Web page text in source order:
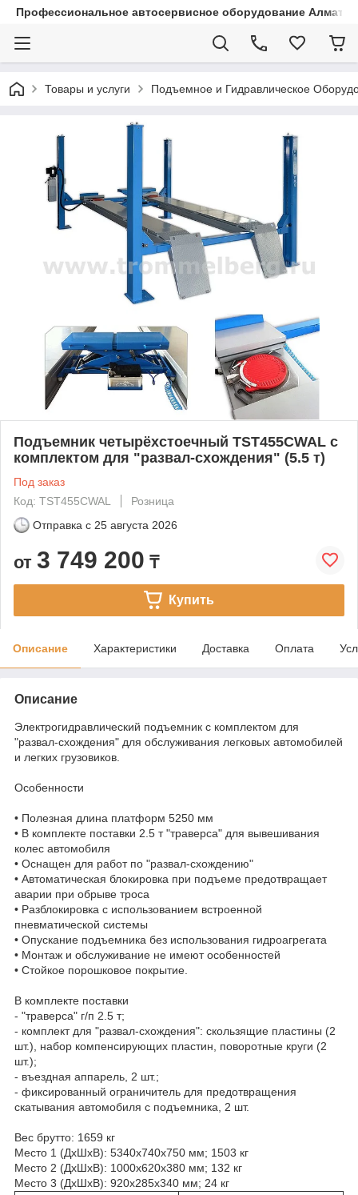
Профессиональное автосервисное оборудование Алматы
Товары и услуги Подъемное и Гидравлическое
Подъемник четырёхстоечный TST455CWAL с
комплектом для "развал-схождения" (5.5 т)
Под заказ
Код: TST455CWAL
Розница
Отправка с 25 августа 2026
от 3 749 200 ₸
Купить
Описание Характеристики Доставка Оплата
Описание
Электрогидравлический подъемник с комплектом для
"развал-схождения" для обслуживания легковых автомобилей
и легких грузовиков.
Особенности
• Полезная длина платформ 5250 мм
• В комплекте поставки 2.5 т "траверса" для вывешивания
колес автомобиля
• Оснащен для работ по "развал-схождению"
• Автоматическая блокировка при подъеме предотвращает
аварии при обрыве троса
• Разблокировка с использованием встроенной
пневматической системы
• Опускание подъемника без использования гидроагрегата
• Монтаж и обслуживание не имеют особенностей
• Стойкое порошковое покрытие.
В комплекте поставки
- "траверса" г/п 2.5 т;
- комплект для "развал-схождения": скользящие пластины (2
шт.), набор компенсирующих пластин, поворотные круги (2
шт.);
- въездная аппарель, 2 шт.;
- фиксированный ограничитель для предотвращения
скатывания автомобиля с подъемника, 2 шт.
Вес брутто: 1659 кг
Место 1 (ДхШхВ): 5340х740х750 мм; 1503 кг
Место 2 (ДхШхВ): 1000х620х380 мм; 132 кг
Место 3 (ДхШхВ): 920х285х340 мм; 24 кг